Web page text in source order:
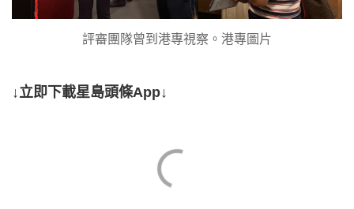
評審團隊曾到港專視察。港專圖片
↓立即下載星島頭條App↓